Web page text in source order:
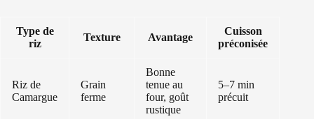
Type de
riz
Texture Avantage
Cuisson
préconisée
Riz de
Camargue
Grain
ferme
Bonne
tenue au
four, goût
rustique
5–7 min
précuit